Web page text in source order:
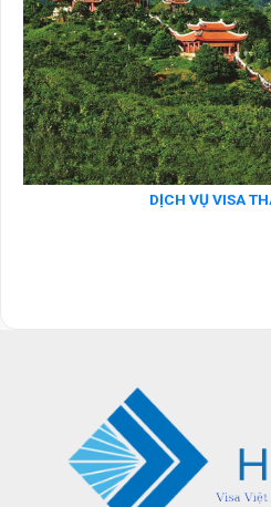
DỊCH VỤ VISA